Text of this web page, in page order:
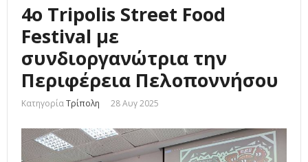
4ο Tripolis Street Food
Festival με
συνδιοργανώτρια την
Περιφέρεια Πελοποννήσου
ΚατηγορίαΤρίπολη 28 Αυγ 2025